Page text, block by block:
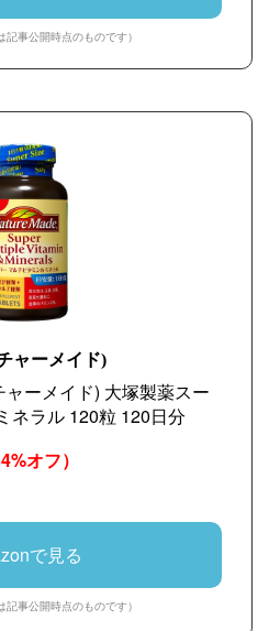
記事公開時点のものです）
ャーメイド)
ーメイド) 大塚製薬スー
ネラル 120粒 120日分
オフ）
で見る
記事公開時点のものです）